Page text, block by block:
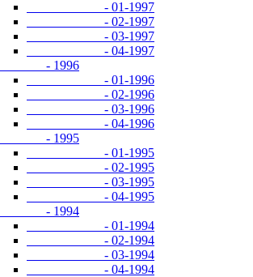
- 01-1997
- 02-1997
- 03-1997
- 04-1997
- 1996
- 01-1996
- 02-1996
- 03-1996
- 04-1996
- 1995
- 01-1995
- 02-1995
- 03-1995
- 04-1995
- 1994
- 01-1994
- 02-1994
- 03-1994
- 04-1994